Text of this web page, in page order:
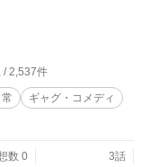
/ 2,537件
常
ギャグ・コメディ
数 0
3話